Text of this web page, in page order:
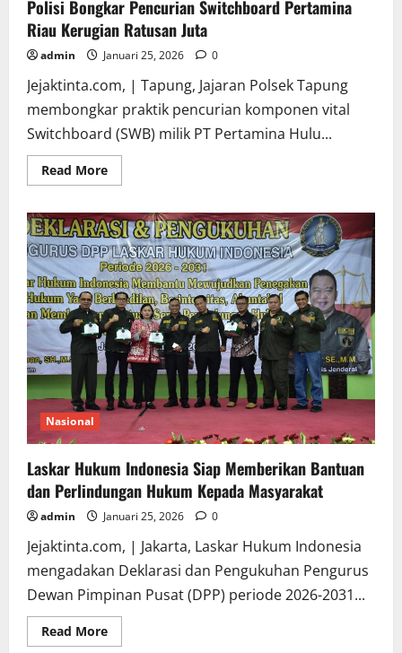
Polisi Bongkar Pencurian Switchboard Pertamina
Riau Kerugian Ratusan Juta
admin Januari 25, 2026 0
Jejaktinta.com, | Tapung, Jajaran Polsek Tapung
membongkar praktik pencurian komponen vital
Switchboard (SWB) milik PT Pertamina Hulu...
Read MoreRead
more
Bongkar
Pencurian
Switchboard
Pertamina
Riau
Kerugian
Ratusan
Juta
Nasional
Laskar Hukum Indonesia Siap Memberikan Bantuan
dan Perlindungan Hukum Kepada Masyarakat
admin Januari 25, 2026 0
Jejaktinta.com, | Jakarta, Laskar Hukum Indonesia
mengadakan Deklarasi dan Pengukuhan Pengurus
Dewan Pimpinan Pusat (DPP) periode 2026-2031...
Read MoreRead
more